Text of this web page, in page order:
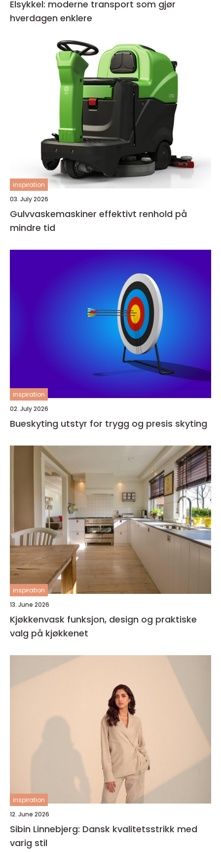
Elsykkel: moderne transport som gjør
hverdagen enklere
inspiration
03. July 2026
Gulvvaskemaskiner effektivt renhold på
mindre tid
inspiration
02. July 2026
Bueskyting utstyr for trygg og presis skyting
inspiration
13. June 2026
Kjøkkenvask funksjon, design og praktiske
valg på kjøkkenet
inspiration
12. June 2026
Sibin Linnebjerg: Dansk kvalitetsstrikk med
varig stil